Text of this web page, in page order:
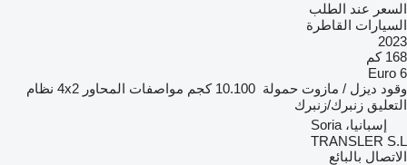
السعر عند الطلب
السيارات القاطرة
2023
168 كم
Euro 6
وقود ديزل / مازوت حمولة 10.100 كجم مواصفات المحاور 4x2 نظام
التعليق زنبرك/زنبرك
إسبانيا، Soria
TRANSLER S.L
الاتصال بالبائع